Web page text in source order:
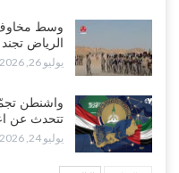
وسط مخاوف
الرياض تجند
يوليو 26, 2026
واشنطن
تتحدث عن
يوليو 24, 2026